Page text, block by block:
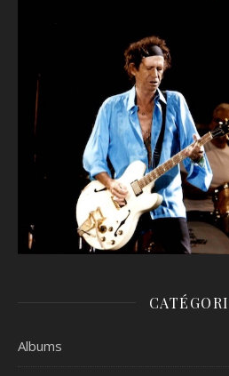
Albums